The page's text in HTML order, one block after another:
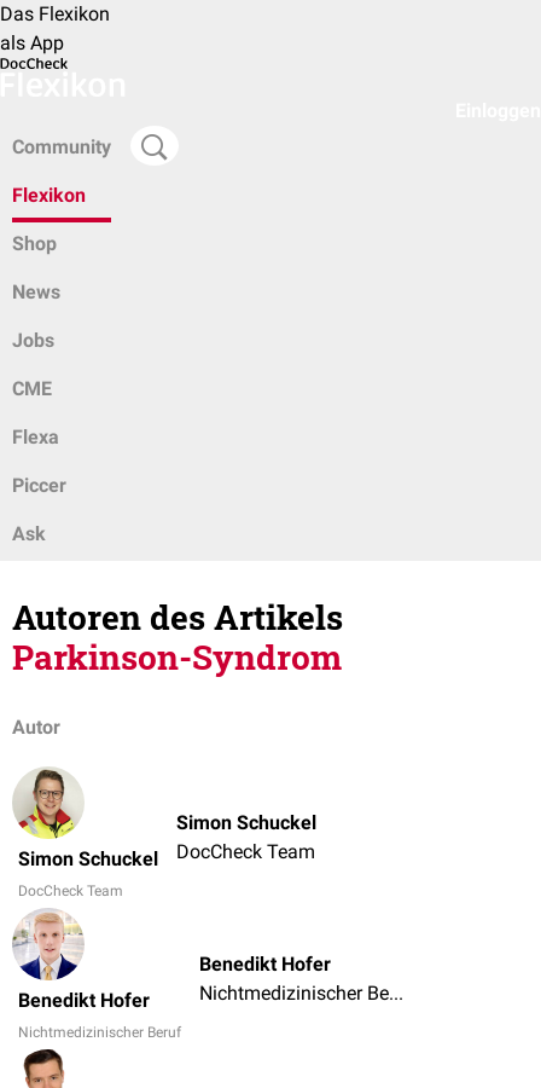
Das Flexikon
als App
Community
Flexikon
Shop
News
Jobs
CME
Flexa
Piccer
Ask
Autoren des Artikels
Parkinson-Syndrom
Autor
Simon Schuckel
DocCheck Team
Simon Schuckel
DocCheck Team
Benedikt Hofer
Nichtmedizinischer Beruf
Benedikt Hofer
Nichtmedizinischer Beruf